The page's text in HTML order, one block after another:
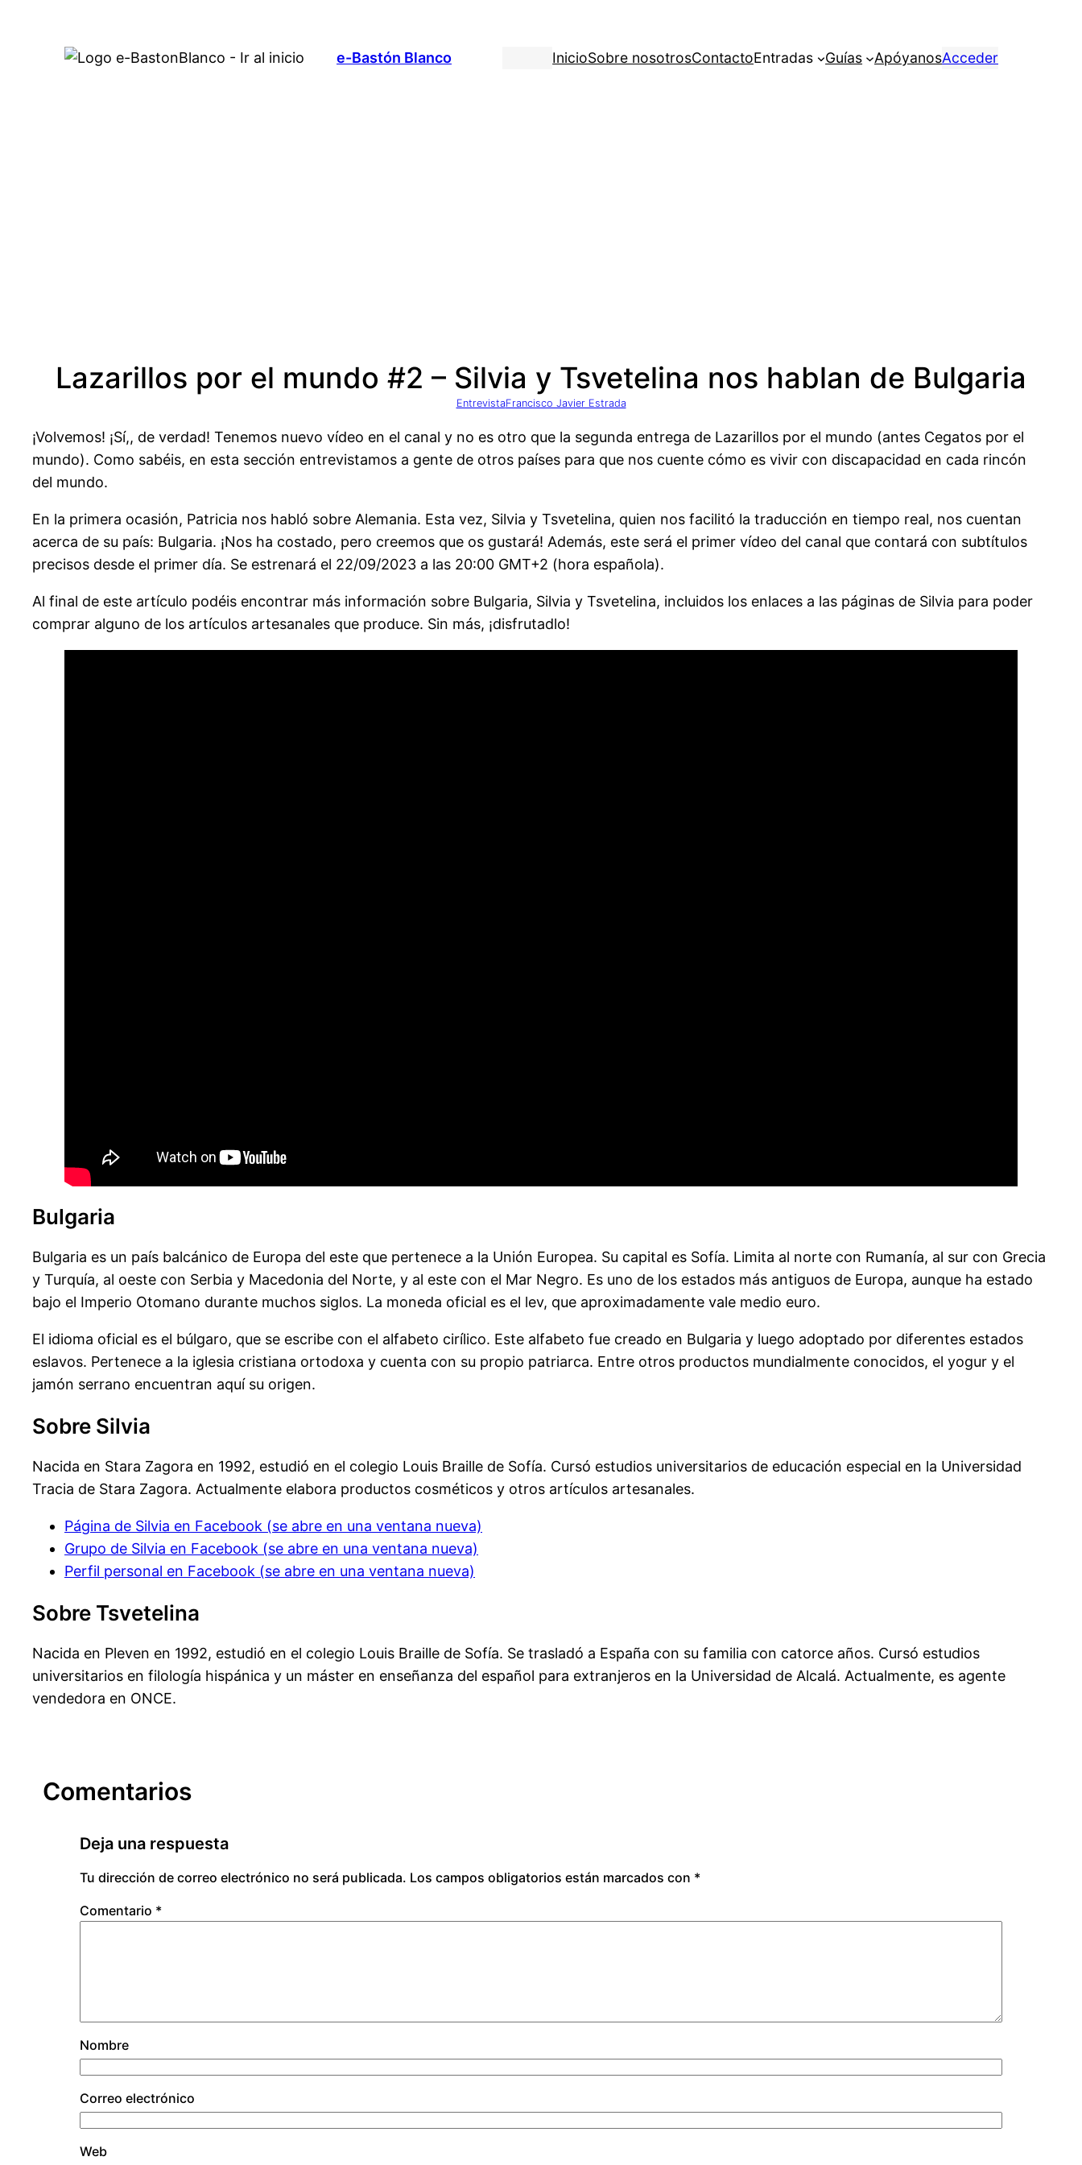
contenido
e-Bastón Blanco InicioSobre nosotrosContactoEntradas Guías ApóyanosAcceder
Lazarillos por el mundo #2 – Silvia y Tsvetelina nos hablan de Bulgaria
EntrevistaFrancisco Javier Estrada
¡Volvemos! ¡Sí,, de verdad! Tenemos nuevo vídeo en el canal y no es otro que la segunda entrega de Lazarillos por el mundo (antes Cegatos por el
mundo). Como sabéis, en esta sección entrevistamos a gente de otros países para que nos cuente cómo es vivir con discapacidad en cada rincón
del mundo.
En la primera ocasión, Patricia nos habló sobre Alemania. Esta vez, Silvia y Tsvetelina, quien nos facilitó la traducción en tiempo real, nos cuentan
acerca de su país: Bulgaria. ¡Nos ha costado, pero creemos que os gustará! Además, este será el primer vídeo del canal que contará con subtítulos
precisos desde el primer día. Se estrenará el 22/09/2023 a las 20:00 GMT+2 (hora española).
Al final de este artículo podéis encontrar más información sobre Bulgaria, Silvia y Tsvetelina, incluidos los enlaces a las páginas de Silvia para poder
comprar alguno de los artículos artesanales que produce. Sin más, ¡disfrutadlo!
Bulgaria
Bulgaria es un país balcánico de Europa del este que pertenece a la Unión Europea. Su capital es Sofía. Limita al norte con Rumanía, al sur con Grecia
y Turquía, al oeste con Serbia y Macedonia del Norte, y al este con el Mar Negro. Es uno de los estados más antiguos de Europa, aunque ha estado
bajo el Imperio Otomano durante muchos siglos. La moneda oficial es el lev, que aproximadamente vale medio euro.
El idioma oficial es el búlgaro, que se escribe con el alfabeto cirílico. Este alfabeto fue creado en Bulgaria y luego adoptado por diferentes estados
eslavos. Pertenece a la iglesia cristiana ortodoxa y cuenta con su propio patriarca. Entre otros productos mundialmente conocidos, el yogur y el
jamón serrano encuentran aquí su origen.
Sobre Silvia
Nacida en Stara Zagora en 1992, estudió en el colegio Louis Braille de Sofía. Cursó estudios universitarios de educación especial en la Universidad
Tracia de Stara Zagora. Actualmente elabora productos cosméticos y otros artículos artesanales.
Página de Silvia en Facebook (se abre en una ventana nueva)
Grupo de Silvia en Facebook (se abre en una ventana nueva)
Perfil personal en Facebook (se abre en una ventana nueva)
Sobre Tsvetelina
Nacida en Pleven en 1992, estudió en el colegio Louis Braille de Sofía. Se trasladó a España con su familia con catorce años. Cursó estudios
universitarios en filología hispánica y un máster en enseñanza del español para extranjeros en la Universidad de Alcalá. Actualmente, es agente
vendedora en ONCE.
Comentarios
Deja una respuesta
Tu dirección de correo electrónico no será publicada. Los campos obligatorios están marcados con *
Comentario *
Nombre
Correo electrónico
Web